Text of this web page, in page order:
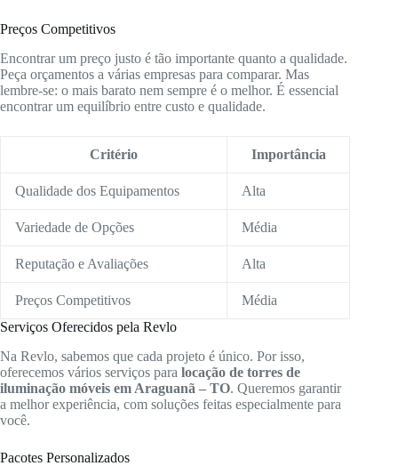
Preços Competitivos
Encontrar um preço justo é tão importante quanto a qualidade.
Peça orçamentos a várias empresas para comparar. Mas
lembre-se: o mais barato nem sempre é o melhor. É essencial
encontrar um equilíbrio entre custo e qualidade.
Critério Importância
Qualidade dos Equipamentos Alta
Variedade de Opções Média
Reputação e Avaliações Alta
Preços Competitivos
Média
Serviços Oferecidos pela Revlo
Na Revlo, sabemos que cada projeto é único. Por isso,
oferecemos vários serviços para locação de torres de
iluminação móveis em Araguanã – TO. Queremos garantir
a melhor experiência, com soluções feitas especialmente para
você.
Pacotes Personalizados